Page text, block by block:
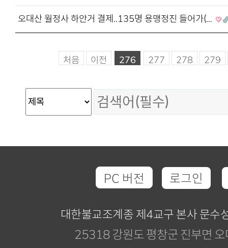
오대산 월정사 하안거 결제..135명 용맹정진 들어가(…
처음 이전 276 277 278 279
PC 버전 로그인
대한불교조계종 제4교구 본사 문수
25318 강원도 평창군 진부면